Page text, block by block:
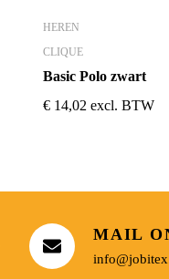
HEREN
CLIQUE
Basic Polo zwart
€ 14,02 excl. BTW
MAIL